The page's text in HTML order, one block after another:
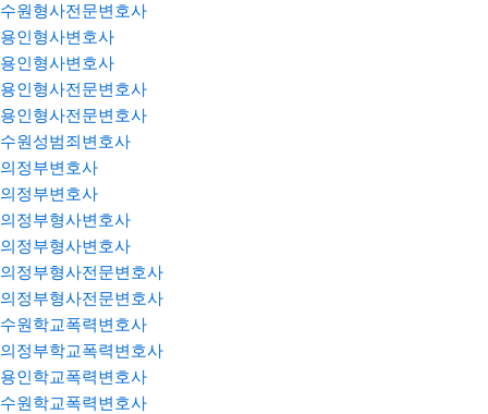
수원형사전문변호사
용인형사변호사
용인형사변호사
용인형사전문변호사
용인형사전문변호사
수원성범죄변호사
의정부변호사
의정부변호사
의정부형사변호사
의정부형사변호사
의정부형사전문변호사
의정부형사전문변호사
수원학교폭력변호사
의정부학교폭력변호사
용인학교폭력변호사
수원학교폭력변호사